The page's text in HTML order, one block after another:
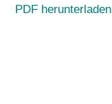
PDF herunterladen